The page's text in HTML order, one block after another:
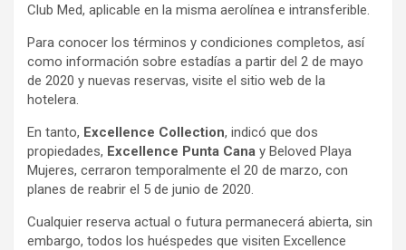
Club Med, aplicable en la misma aerolínea e intransferible.
Para conocer los términos y condiciones completos, así
como información sobre estadías a partir del 2 de mayo
de 2020 y nuevas reservas, visite el sitio web de la
hotelera.
En tanto, Excellence Collection, indicó que dos
propiedades, Excellence Punta Cana y Beloved Playa
Mujeres, cerraron temporalmente el 20 de marzo, con
planes de reabrir el 5 de junio de 2020.
Cualquier reserva actual o futura permanecerá abierta, sin
embargo, todos los huéspedes que visiten Excellence